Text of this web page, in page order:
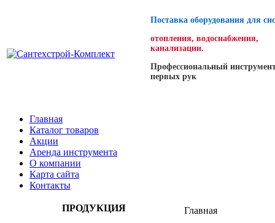
Поставка оборудования для
отопления, водоснабжения,
канализации.
Профессиональный
первых рук
Главная
Каталог товаров
Акции
Аренда инструмента
О компании
Карта сайта
Контакты
ПРОДУКЦИЯ
Главная